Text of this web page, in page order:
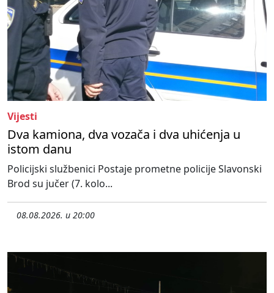
Vijesti
Dva kamiona, dva vozača i dva uhićenja u
istom danu
Policijski službenici Postaje prometne policije Slavonski
Brod su jučer (7. kolo...
08.08.2026. u 20:00